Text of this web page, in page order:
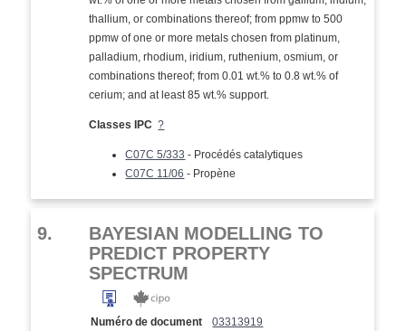
thallium, or combinations thereof; from ppmw to 500
ppmw of one or more metals chosen from platinum,
palladium, rhodium, iridium, ruthenium, osmium, or
combinations thereof; from 0.01 wt.% to 0.8 wt.% of
cerium; and at least 85 wt.% support.
Classes IPC ?
C07C 5/333 - Procédés catalytiques
C07C 11/06 - Propène
9.
BAYESIAN MODELLING TO
PREDICT PROPERTY
SPECTRUM
Numéro de document
03313919